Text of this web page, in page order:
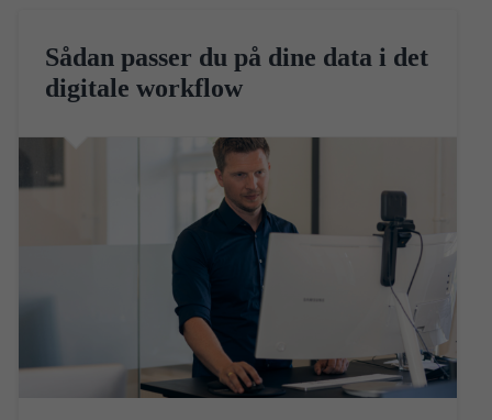
Sådan passer du på dine data i det
digitale workflow